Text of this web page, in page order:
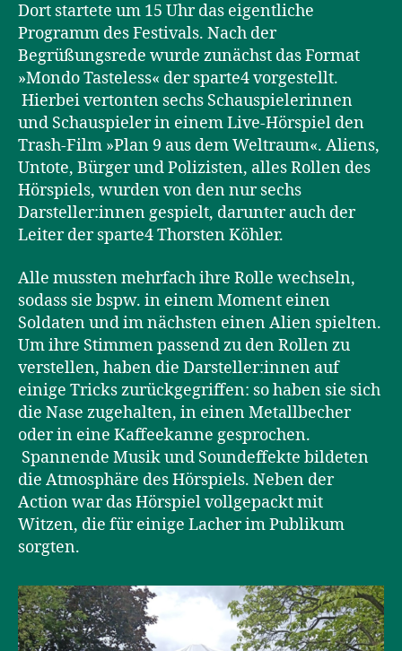
Dort startete um 15 Uhr das eigentliche
Programm des Festivals. Nach der
Begrüßungsrede wurde zunächst das Format
»Mondo Tasteless« der sparte4 vorgestellt.
Hierbei vertonten sechs Schauspielerinnen
und Schauspieler in einem Live-Hörspiel den
Trash-Film »Plan 9 aus dem Weltraum«. Aliens,
Untote, Bürger und Polizisten, alles Rollen des
Hörspiels, wurden von den nur sechs
Darsteller:innen gespielt, darunter auch der
Leiter der sparte4 Thorsten Köhler.
Alle mussten mehrfach ihre Rolle wechseln,
sodass sie bspw. in einem Moment einen
Soldaten und im nächsten einen Alien spielten.
Um ihre Stimmen passend zu den Rollen zu
verstellen, haben die Darsteller:innen auf
einige Tricks zurückgegriffen: so haben sie sich
die Nase zugehalten, in einen Metallbecher
oder in eine Kaffeekanne gesprochen.
Spannende Musik und Soundeffekte bildeten
die Atmosphäre des Hörspiels. Neben der
Action war das Hörspiel vollgepackt mit
Witzen, die für einige Lacher im Publikum
sorgten.